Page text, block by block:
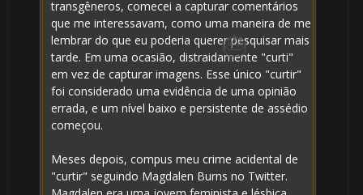
transgêneros, comecei a capturar comentários
que me interessavam, como uma maneira de me
lembrar do que eu poderia querer pesquisar mais
tarde. Em uma ocasião, distraidamente "curti"
em vez de capturar imagens. Esse único "curtir"
foi considerado uma evidência de uma opinião
errada, e um nível baixo e persistente de assédio
começou.
Meses depois, compus meu crime acidental de
"curtir" seguindo Magdalen Burns no Twitter.
🎈
🎈